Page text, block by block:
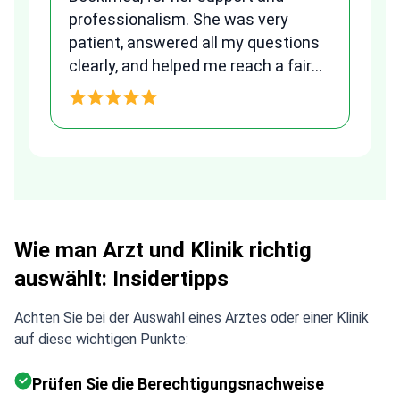
professionalism. She was very
patient, answered all my questions
clearly, and helped me reach a fair
and transparent agreement. Her
Wie man Arzt und Klinik richtig
auswählt: Insidertipps
Achten Sie bei der Auswahl eines Arztes oder einer Klinik
auf diese wichtigen Punkte:
Prüfen Sie die Berechtigungsnachweise